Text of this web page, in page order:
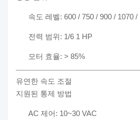
속도 레벨: 600 / 750 / 900 / 1070 /
전력 범위: 1/6 1 HP
모터 효율: > 85%
유연한 속도 조절
지원된 통제 방법
AC 제어: 10~30 VAC